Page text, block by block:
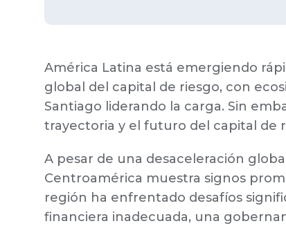
América Latina está emergiendo
global del capital de riesgo, con
Santiago liderando la carga. Sin
trayectoria y el futuro del capital de
A pesar de una desaceleración
Centroamérica muestra signos
región ha enfrentado desafíos
financiera inadecuada, una